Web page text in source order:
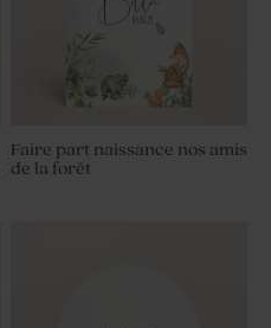
Faire part naissance nos amis
de la forêt